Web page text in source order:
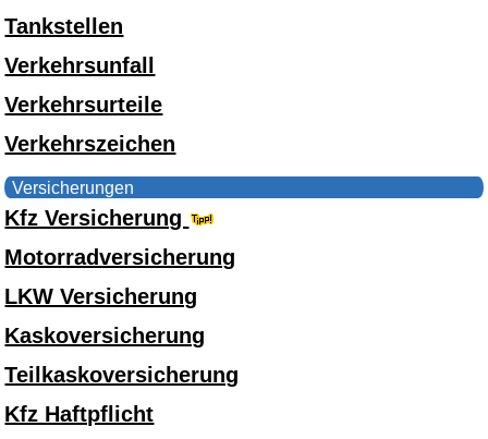
Tankstellen
Verkehrsunfall
Verkehrsurteile
Verkehrszeichen
Versicherungen
Kfz Versicherung
Motorradversicherung
LKW Versicherung
Kaskoversicherung
Teilkaskoversicherung
Kfz Haftpflicht